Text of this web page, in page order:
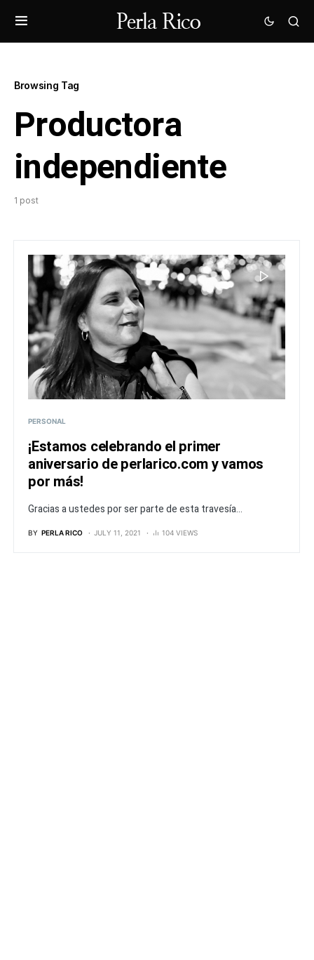
Browsing Tag
Productora
independiente
1 post
PERSONAL
¡Estamos celebrando el primer
aniversario de perlarico.com y vamos
por más!
Gracias a ustedes por ser parte de esta travesía...
BY PERLA RICO JULY 11, 2021 104 VIEWS